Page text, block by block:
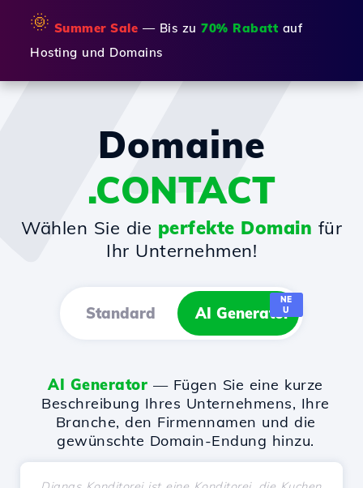
🌞 Summer Sale — Bis zu 70% Rabatt auf
Hosting und Domains
Domaine
.CONTACT
Wählen Sie die perfekte Domain für
Ihr Unternehmen!
Standard AI Generator
NE
U
AI Generator — Fügen Sie eine kurze
Beschreibung Ihres Unternehmens, Ihre
Branche, den Firmennamen und die
gewünschte Domain-Endung hinzu.